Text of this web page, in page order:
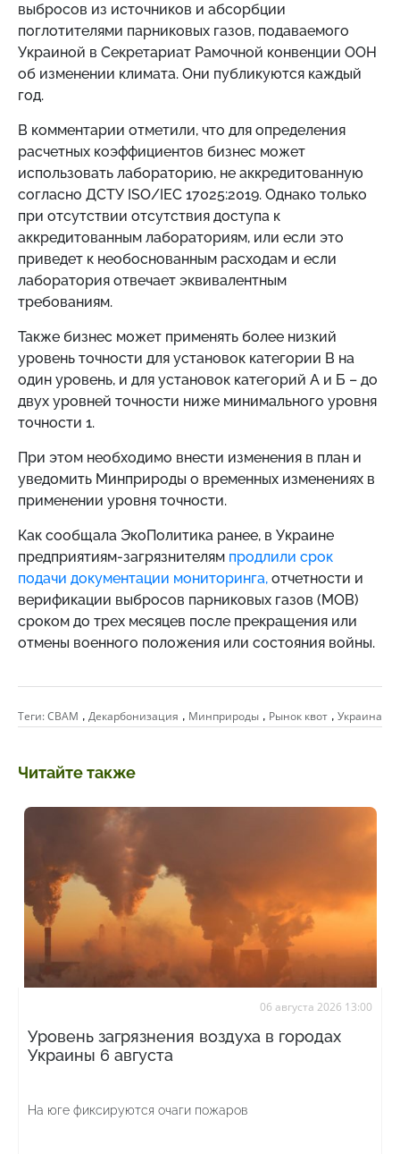
выбросов из источников и абсорбции
поглотителями парниковых газов, подаваемого
Украиной в Секретариат Рамочной конвенции ООН
об изменении климата. Они публикуются каждый
год.
В комментарии отметили, что для определения
расчетных коэффициентов бизнес может
использовать лабораторию, не аккредитованную
согласно ДСТУ ISO/IEC 17025:2019. Однако только
при отсутствии отсутствия доступа к
аккредитованным лабораториям, или если это
приведет к необоснованным расходам и если
лаборатория отвечает эквивалентным
требованиям.
Также бизнес может применять более низкий
уровень точности для установок категории В на
один уровень, и для установок категорий А и Б – до
двух уровней точности ниже минимального уровня
точности 1.
При этом необходимо внести изменения в план и
уведомить Минприроды о временных изменениях в
применении уровня точности.
Как сообщала ЭкоПолитика ранее, в Украине
предприятиям-загрязнителям продлили срок
подачи документации мониторинга, отчетности и
верификации выбросов парниковых газов (МОВ)
сроком до трех месяцев после прекращения или
отмены военного положения или состояния войны.
Теги:CBAM , Декарбонизация , Минприроды , Рынок квот , Украина
Читайте также
06 августа 2026 13:00
Уровень загрязнения воздуха в городах
Украины 6 августа
На юге фиксируются очаги пожаров